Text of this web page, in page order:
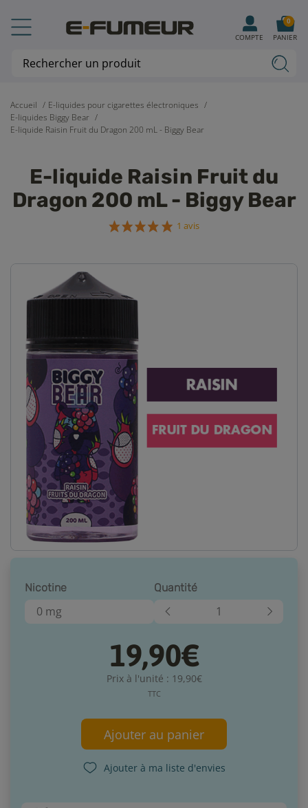
Accueil
E-liquides pour cigarettes électroniques
E-liquides Biggy Bear
E-liquide Raisin Fruit du Dragon 200 mL - Biggy Bear
E-liquide Raisin Fruit du
Dragon 200 mL - Biggy Bear
1 avis
Nicotine
0 mg
Quantité
19,90€
Prix à l'unité : 19,90€
TTC
Ajouter au panier
Ajouter à ma liste d'envies
COMPTE PANIER
0